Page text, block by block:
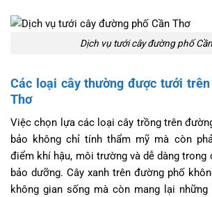
Dịch vụ tưới cây đường phố
Các loại cây thường được tưới
Thơ
Việc chọn lựa các loại cây trồng trên
bảo không chỉ tính thẩm mỹ mà còn
điểm khí hậu, môi trường và dễ dàng trong
bảo dưỡng. Cây xanh trên đường phố
không gian sống mà còn mang lại